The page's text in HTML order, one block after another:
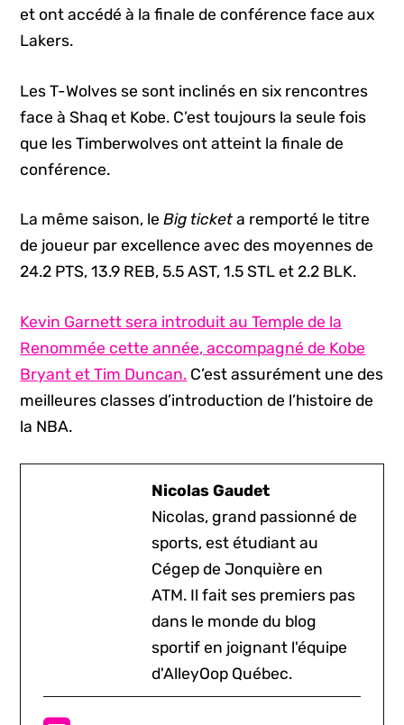
et ont accédé à la finale de conférence face aux
Lakers.
Les T-Wolves se sont inclinés en six rencontres
face à Shaq et Kobe. C’est toujours la seule fois
que les Timberwolves ont atteint la finale de
conférence.
La même saison, leBig ticketa remporté le titre
de joueur par excellence avec des moyennes de
24.2 PTS, 13.9 REB, 5.5 AST, 1.5 STL et 2.2 BLK.
Kevin Garnett sera introduit au Temple de la
Renommée cette année, accompagné de Kobe
Bryant et Tim Duncan. C’est assurément une des
meilleures classes d’introduction de l’histoire de
la NBA.
Nicolas Gaudet
Nicolas, grand passionné de
sports, est étudiant au
Cégep de Jonquière en
ATM. Il fait ses premiers pas
dans le monde du blog
sportif en joignant l'équipe
d'AlleyOop Québec.